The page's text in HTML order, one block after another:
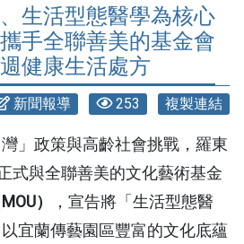
生活型態醫學為核心
手全聯善美的基金會
健康生活處方
新聞報導 253 複製連結
」政策與高齡社會挑戰，羅東
式與全聯善美的文化藝術基金
）
，宣告將「生活型態醫
宜蘭傳藝園區豐富的文化底蘊